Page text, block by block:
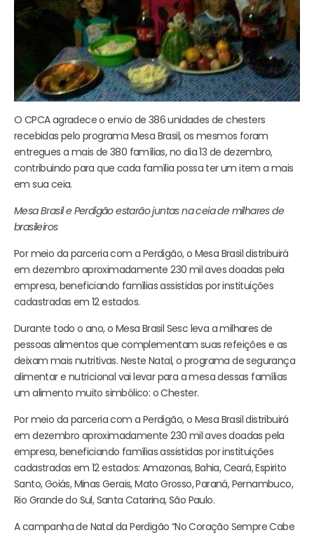
O CPCA agradece o envio de 386 unidades de chesters
recebidas pelo programa Mesa Brasil, os mesmos foram
entregues a mais de 380 famílias, no dia 13 de dezembro,
contribuindo para que cada família possa ter um item a mais
em sua ceia.
Mesa Brasil e Perdigão estarão juntas na ceia de milhares de
brasileiros
Por meio da parceria com a Perdigão, o Mesa Brasil distribuirá
em dezembro aproximadamente 230 mil aves doadas pela
empresa, beneficiando famílias assistidas por instituições
cadastradas em 12 estados.
Durante todo o ano, o Mesa Brasil Sesc leva a milhares de
pessoas alimentos que complementam suas refeições e as
deixam mais nutritivas. Neste Natal, o programa de segurança
alimentar e nutricional vai levar para a mesa dessas famílias
um alimento muito simbólico: o Chester.
Por meio da parceria com a Perdigão, o Mesa Brasil distribuirá
em dezembro aproximadamente 230 mil aves doadas pela
empresa, beneficiando famílias assistidas por instituições
cadastradas em 12 estados: Amazonas, Bahia, Ceará, Espirito
Santo, Goiás, Minas Gerais, Mato Grosso, Paraná, Pernambuco,
Rio Grande do Sul, Santa Catarina, São Paulo.
A campanha de Natal da Perdigão “No Coração Sempre Cabe